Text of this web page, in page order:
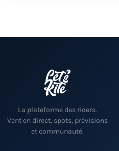
La plateforme des riders.
Vent en direct, spots, prévisions
et communauté.